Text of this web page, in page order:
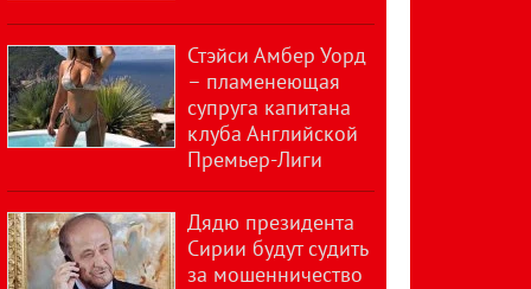
Стэйси Амбер Уорд
– пламенеющая
супруга капитана
клуба Английской
Премьер-Лиги
Дядю президента
Сирии будут судить
за мошенничество